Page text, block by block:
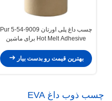
چسب داغ پلی اورتان 9009-54-5 Pur
Hot Melt Adhesive برای ماشین
بهترین قیمت رو بدست بیار
چسب ذوب داغ EVA